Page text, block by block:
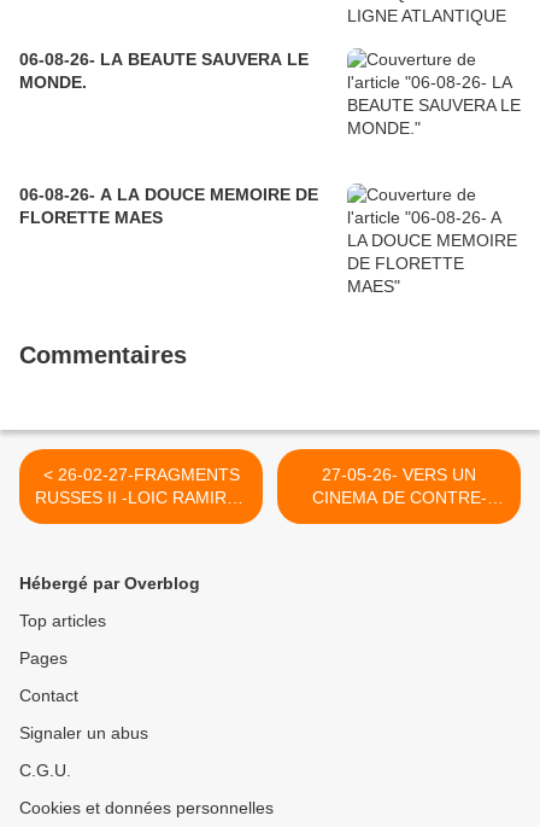
06-08-26- LA BEAUTE SAUVERA LE
MONDE.
06-08-26- A LA DOUCE MEMOIRE DE
FLORETTE MAES
Commentaires
< 26-02-27-FRAGMENTS
RUSSES II -LOIC RAMIREZ
(LE GRAND SOIR)
27-05-26- VERS UN
CINEMA DE CONTRE-
INFORMATION :
Hébergé par Overblog
Top articles
Pages
Contact
Signaler un abus
C.G.U.
Cookies et données personnelles